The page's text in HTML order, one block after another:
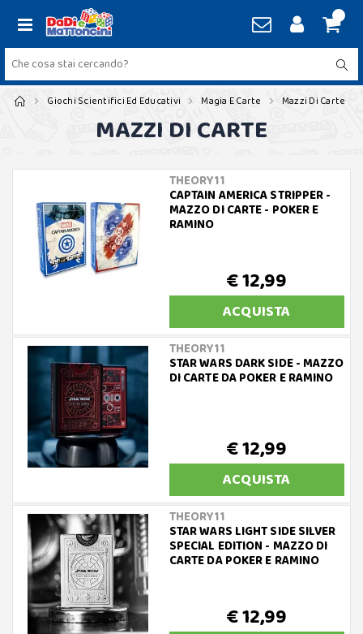
Giochi Scientifici Ed Educativi Magia E Carte Mazzi Di Carte
MAZZI DI CARTE
THEORY11
CAPTAIN AMERICA STRIPPER -
MAZZO DI CARTE - POKER E
RAMINO
€ 12,99
ACQUISTA
THEORY11
STAR WARS DARK SIDE - MAZZO
DI CARTE DA POKER E RAMINO
€ 12,99
ACQUISTA
THEORY11
STAR WARS LIGHT SIDE SILVER
SPECIAL EDITION - MAZZO DI
CARTE DA POKER E RAMINO
€ 12,99